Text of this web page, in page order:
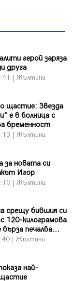
герой заряза
друга
| Жълтини
щастие: Звезда
е в болница с
бременност
| Жълтини
за новата си
Игор
| Жълтини
срещу бившия си
120-килограмова
печалба...
| Жълтини
най-